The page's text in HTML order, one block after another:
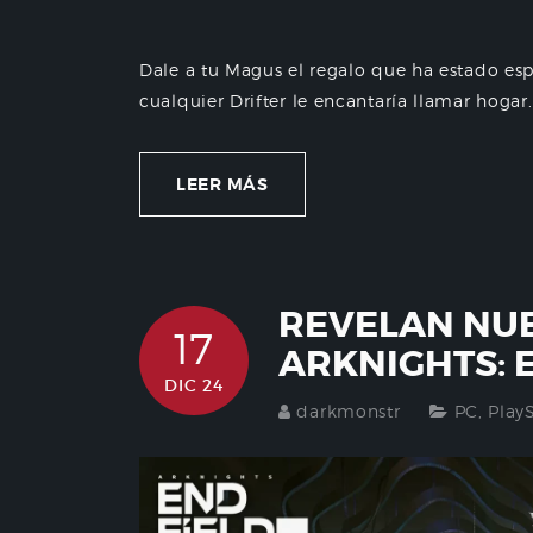
Dale a tu Magus el regalo que ha estado
cualquier Drifter le encantaría llamar
LEER MÁS
17
DIC 24
REVELAN
ARKNIGHTS:
darkmonstr PC